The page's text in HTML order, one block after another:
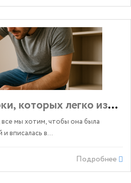
которых легко
мы хотим, чтобы она была
вписалась в...
Подробнее